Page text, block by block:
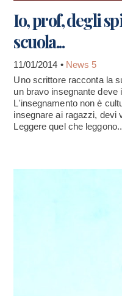
Io, prof, degli
scuola...
11/01/2014 • News 5
Uno scrittore racconta la
un bravo insegnante deve
L'insegnamento non è
insegnare ai ragazzi, devi
Leggere quel che